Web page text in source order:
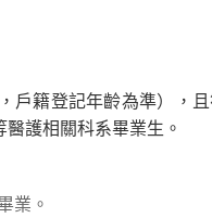
戶籍登記年齡為準），
護相關科系畢業生。
業。